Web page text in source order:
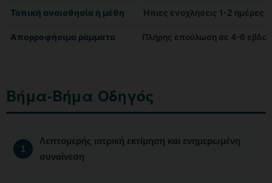
Τοπική αναισθησία ή μέθη Ήπιες ενοχλήσεις 1-2 ημέρες
Απορροφήσιμα ράμματα Πλήρης επούλωση σε 4-6
Βήμα-Βήμα Οδηγός
Λεπτομερής ιατρική εκτίμηση και ενημερωμένη
συναίνεση